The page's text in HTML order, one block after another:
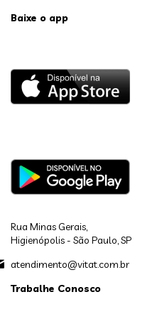
Baixe o app
Rua Minas Gerais,
Higienópolis - São Paulo, SP
atendimento@vitat.com.br
Trabalhe Conosco